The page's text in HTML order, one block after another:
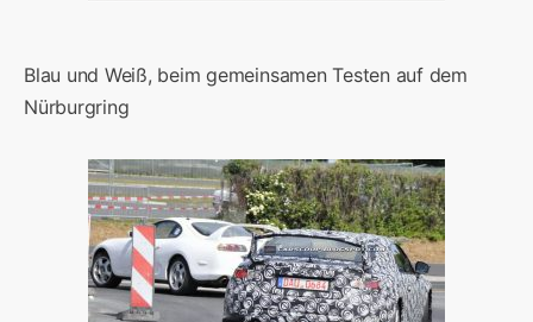
Blau und Weiß, beim gemeinsamen Testen auf dem
Nürburgring